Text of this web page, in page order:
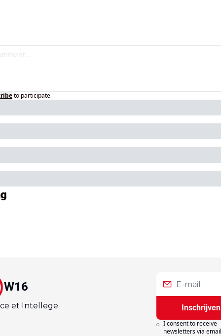
to participate
W16
et Intellege Inschrijven
I consent to receive
newsletters via